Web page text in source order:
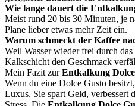
Wie lange dauert die
Meist rund 20 bis 30 Minuten, je
Plane lieber etwas mehr Zeit ein.
Warum schmeckt der Kaffee
Weil Wasser wieder frei durch
Kalkschicht den Geschmack
Mein Fazit zurEntkalkung
Wenn du eine Dolce Gusto
Luxus. Sie spart Geld, verbessert